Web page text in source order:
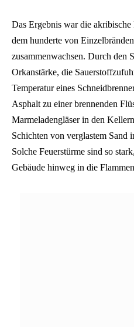
Das Ergebnis war die akribische
dem hunderte von
zusammenwachsen. Durch den
Orkanstärke, die
Temperatur eines
Asphalt zu einer brennenden
Marmeladengläser in den
Schichten von verglastem Sand
Solche Feuerstürme sind so
Gebäude hinweg in die